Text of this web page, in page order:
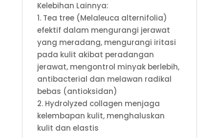
Kelebihan Lainnya:
1. Tea tree (Melaleuca alternifolia)
efektif dalam mengurangi jerawat
yang meradang, mengurangi iritasi
pada kulit akibat peradangan
jerawat, mengontrol minyak berlebih,
antibacterial dan melawan radikal
bebas (antioksidan)
2. Hydrolyzed collagen menjaga
kelembapan kulit, menghaluskan
kulit dan elastis